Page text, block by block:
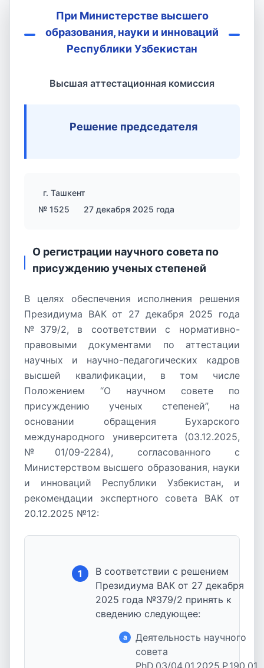
При Министерстве высшего
образования, науки и инноваций
Республики Узбекистан
Высшая аттестационная комиссия
Решение председателя
г. Ташкент
№ 1525
27 декабря 2025 года
О регистрации научного совета по
присуждению ученых степеней
В целях обеспечения исполнения решения
Президиума ВАК от 27 декабря 2025 года
№379/2, в соответствии с нормативно-
правовыми документами по аттестации
научных и научно-педагогических кадров
высшей квалификации, в том числе
Положением “О научном совете по
присуждению ученых степеней”, на
основании обращения Бухарского
международного университета (03.12.2025,
№01/09-2284), согласованного с
Министерством высшего образования, науки
и инноваций Республики Узбекистан, и
рекомендации экспертного совета ВАК от
20.12.2025 №12:
1
В соответствии с решением
Президиума ВАК от 27 декабря
2025 года №379/2 принять к
сведению следующее:
a
Деятельность научного
совета
PhD.03/04.01.2025.P.190.01